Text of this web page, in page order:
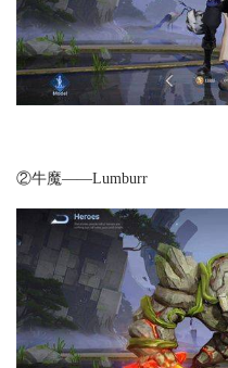
②牛魔——Lumburr